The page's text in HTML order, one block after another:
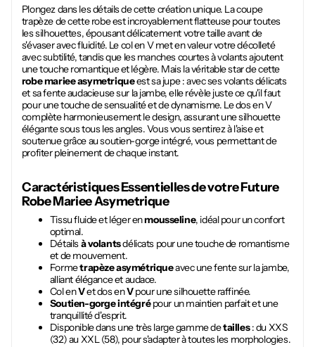
Plongez dans les détails de cette création unique. La coupe
trapèze de cette robe est incroyablement flatteuse pour toutes
les silhouettes, épousant délicatement votre taille avant de
s'évaser avec fluidité. Le col en V met en valeur votre décolleté
avec subtilité, tandis que les manches courtes à volants ajoutent
une touche romantique et légère. Mais la véritable star de cette
robe mariee asymetriqueest sa jupe : avec ses volants délicats
et sa fente audacieuse sur la jambe, elle révèle juste ce qu'il faut
pour une touche de sensualité et de dynamisme. Le dos en V
complète harmonieusement le design, assurant une silhouette
élégante sous tous les angles. Vous vous sentirez à l'aise et
soutenue grâce au soutien-gorge intégré, vous permettant de
profiter pleinement de chaque instant.
Caractéristiques Essentielles de votre Future
Robe Mariee Asymetrique
Tissu fluide et léger enmousseline, idéal pour un confort
optimal.
Détailsà volantsdélicats pour une touche de romantisme
et de mouvement.
Formetrapèze asymétriqueavec une fente sur la jambe,
alliant élégance et audace.
Col enVet dos enVpour une silhouette raffinée.
Soutien-gorge intégrépour un maintien parfait et une
tranquillité d'esprit.
Disponible dans une très large gamme detailles: du XXS
(32) au XXL (58), pour s'adapter à toutes les morphologies.